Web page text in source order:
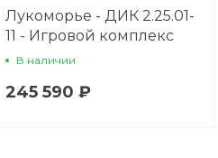
Лукоморье - ДИК 2.25.01-
11 - Игровой комплекс
H=1200
В наличии
245 590 ₽